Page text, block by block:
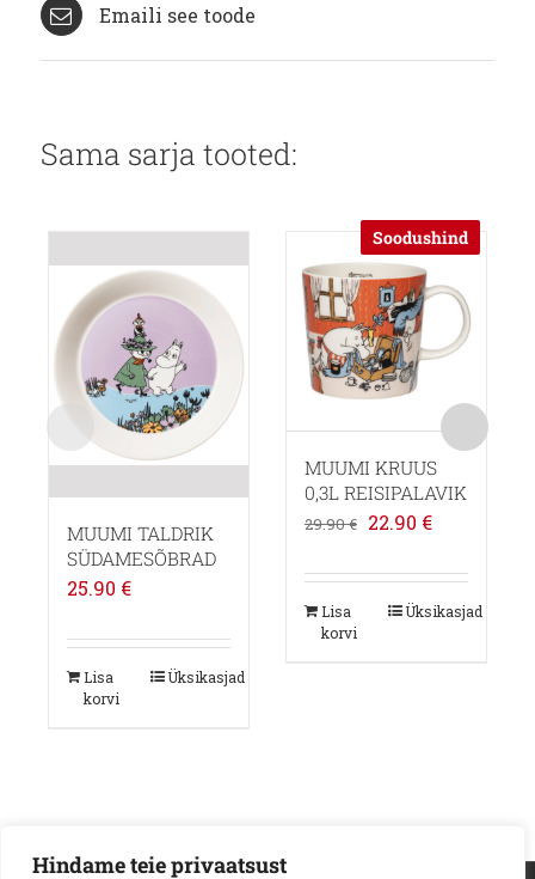
Hindame teie privaatsust
Emaili see toode
Sama sarja tooted:
MUUMI TALDRIK
SÜDAMESÕBRAD
25.90 €
Lisa
korvi
Üksikasjad
Allahindlus!
Soodushind
MUUMI KRUUS
0,3L REISIPALAVIK
29.90€ Algne
oli:
29.90 €.
22.90 €Praegune
on:
22.90 €.
Lisa
korvi
Üksikasjad